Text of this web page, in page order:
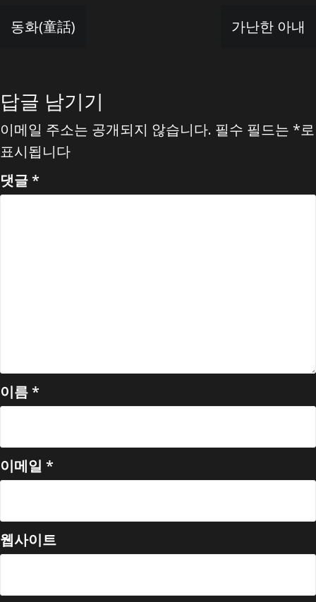
글
탐동화(童話) 가난한 아내
답글 남기기
이메일 주소는 공개되지 않습니다. 필수 필드는 *로
표시됩니다
댓글*
이름*
이메일 *
웹사이트